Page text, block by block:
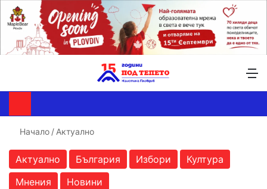
Начало / Актуално
Актуално България Избори
Култура
Мнения
Новини